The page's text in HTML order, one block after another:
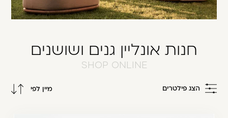
זכור אותי שכחתי סיסמה
חנות אונליין גנים ושושנים
SHOP ONLINE
מיין לפי הצג פילטרים